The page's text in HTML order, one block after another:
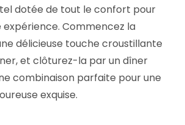
dotée de tout le confort pour
Commencez la
délicieuse touche croustillante
et clôturez-la par un dîner
combinaison parfaite pour une
exquise.